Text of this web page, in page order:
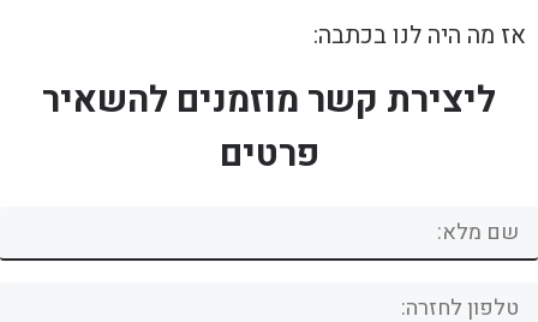
אז מה היה לנו בכתבה:
ליצירת קשר מוזמנים להשאיר
פרטים